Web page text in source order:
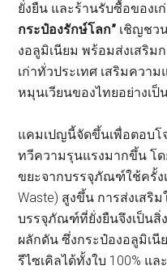
ยั่งยืน และร้านรับซื้อของ
กระป๋องรักษ์โลก” เชิญชว
งอลูมิเนียม พร้อมส่งเสริม
เก่าทั่วประเทศ เสริมควา
หมุนเวียนของไทยอย่างเป็
แคมเปญนี้จัดขึ้นเพื่อตอบ
ทวีความรุนแรงมากขึ้น โ
ขยะจากบรรจุภัณฑ์ใช้ครั้งเ
Waste) สูงขึ้น การส่งเสริ
บรรจุภัณฑ์ที่ยั่งยืนจึงเป็นสิ่
ผลักดัน ซึ่งกระป๋องอลูมิเ
รีไซเคิลได้ทั้งใบ 100% แ